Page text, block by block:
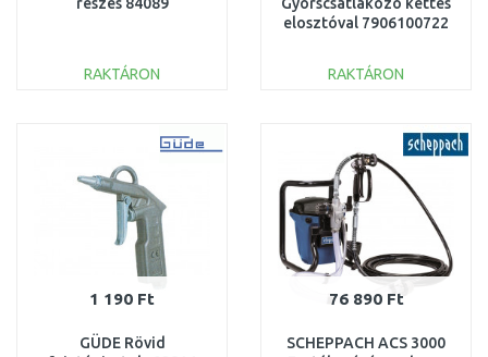
RAKTÁRON
Összehasonlítás
elosztóval 7906100722
RAKTÁRON
Összehasonlítás
1 190 Ft
GÜDE Rövid
76 890 Ft
SCHEPPACH ACS 3000